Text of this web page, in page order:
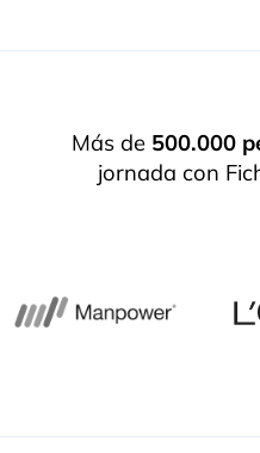
Más de 500.000
jornada con